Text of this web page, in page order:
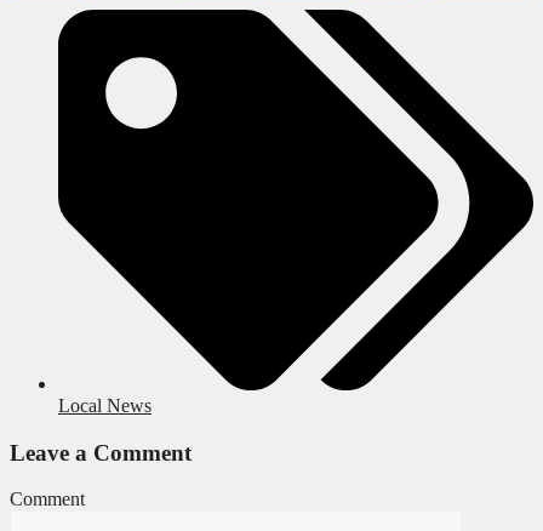
Local News
Leave a Comment
Comment